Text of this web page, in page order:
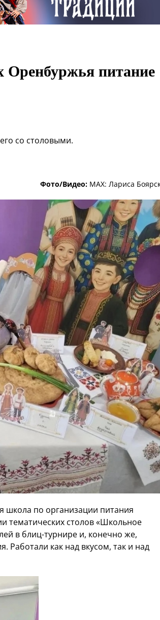
Оренбуржья питание
со столовыми.
Фото/Видео: МАХ: Лариса
школа по организации питания
тематических столов «Школьное
в блиц-турнире и, конечно же,
Работали как над вкусом, так и над